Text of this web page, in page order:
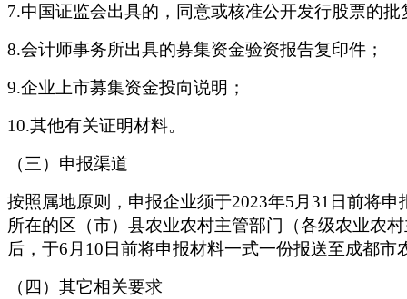
7.中国证监会出具的，同意或核准公开发行股票的
8.会计师事务所出具的募集资金验资报告复印件；
9.企业上市募集资金投向说明；
10.其他有关证明材料。
（三）申报渠道
按照属地原则，申报企业须于2023年5月31日前将
所在的区（市）县农业农村主管部门（各级农业农
后，于6月10日前将申报材料一式一份报送至成都市
（四）其它相关要求